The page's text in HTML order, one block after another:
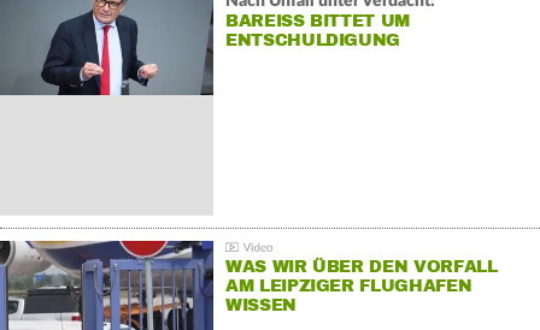
BAREISS BITTET UM E
NTSCHULDIGUNG
WAS WIR ÜBER DEN VORFALL
AM LEIPZIGER FLUGHAFEN
WISSEN